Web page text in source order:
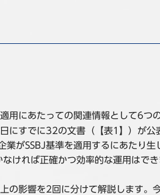
用にあたっての関連情報として6つ
にすでに32の文書（【表1】）が公
がSSBJ基準を適用するにあたり生
ければ正確かつ効率的な運用はで
の影響を2回に分けて解説します。